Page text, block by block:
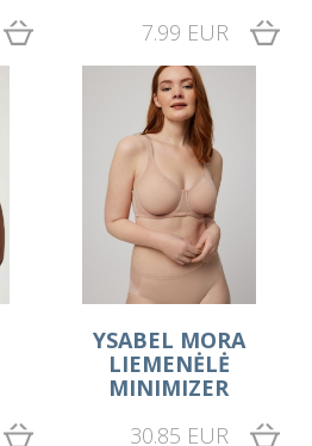
7.99 EUR
YSABEL MORA
LIEMENĖLĖ
MINIMIZER
30.85 EUR